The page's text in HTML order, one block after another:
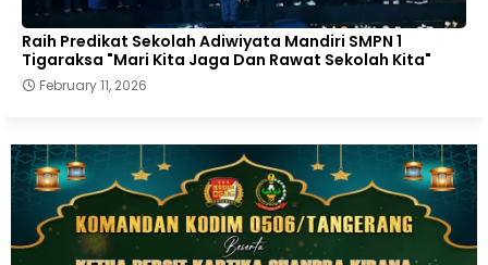
Raih Predikat Sekolah Adiwiyata Mandiri SMPN 1
Tigaraksa "Mari Kita Jaga Dan Rawat Sekolah Kita"
February 11, 2026